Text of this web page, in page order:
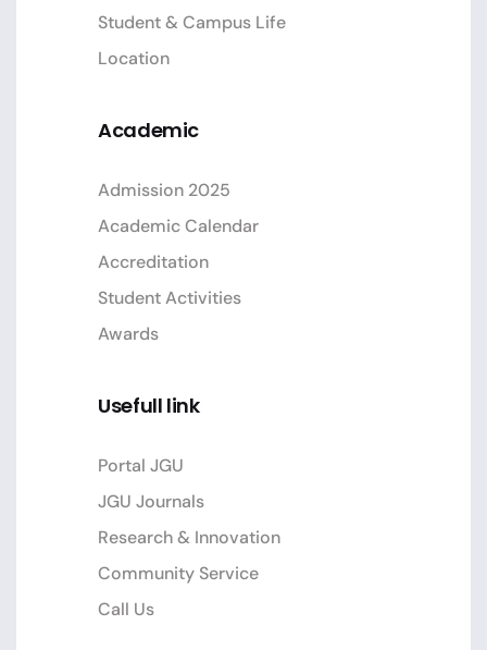
Student & Campus Life
Location
Academic
Admission 2025
Academic Calendar
Accreditation
Student Activities
Awards
Usefull link
Portal JGU
JGU Journals
Research & Innovation
Community Service
Call Us